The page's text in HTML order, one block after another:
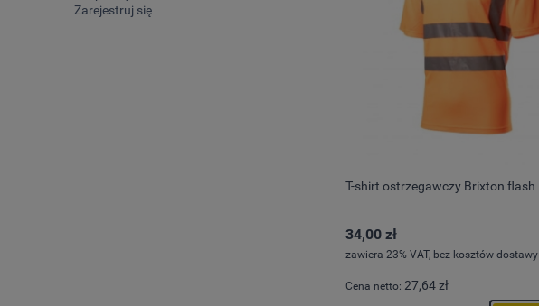
Zarejestruj się
T-shirt ostrzegawczy Brixton flash
34,00 zł
zawiera 23% VAT, bez kosztów dostawy
Cena netto: 27,64 zł